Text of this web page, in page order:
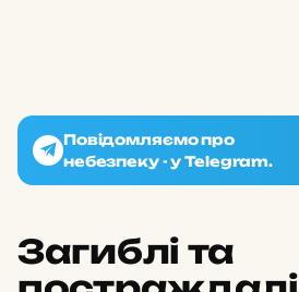
Повідомляємо про
небезпеку - у Telegram.
Загиблі та